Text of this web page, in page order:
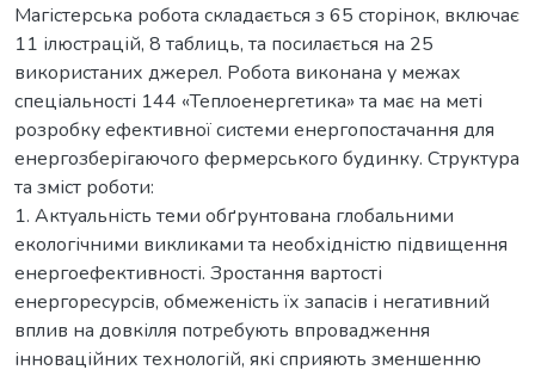
Магістерська робота складається з 65 сторінок, включає
11 ілюстрацій, 8 таблиць, та посилається на 25
використаних джерел. Робота виконана у межах
спеціальності 144 «Теплоенергетика» та має на меті
розробку ефективної системи енергопостачання для
енергозберігаючого фермерського будинку. Структура
та зміст роботи:
1. Актуальність теми обґрунтована глобальними
екологічними викликами та необхідністю підвищення
енергоефективності. Зростання вартості
енергоресурсів, обмеженість їх запасів і негативний
вплив на довкілля потребують впровадження
інноваційних технологій, які сприяють зменшенню